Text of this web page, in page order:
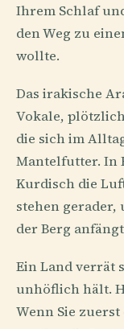
Ihrem Schlaf
den Weg zu
wollte.
Das irakische
Vokale,
die sich im
Mantelfutter. In
Kurdisch die
stehen gerader,
der Berg
Ein Land verrät
unhöflich hält.
Wenn Sie